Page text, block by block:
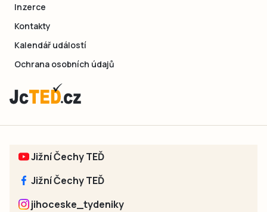
Inzerce
Kontakty
Kalendář událostí
Ochrana osobních údajů
Jižní Čechy TEĎ
Jižní Čechy TEĎ
jihoceske_tydeniky